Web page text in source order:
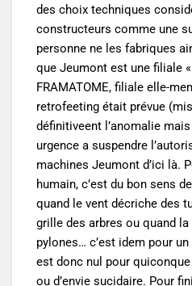
des choix techniques
constructeurs comme une
personne ne les fabriques
que Jeumont est une filiale
FRAMATOME, filiale elle-
retrofeeting était prévue
définitiveent l’anomalie
urgence a suspendre
machines Jeumont d’ici là.
humain, c’est du bon sens
quand le vent décriche des
grille des arbres ou quand
pylones… c’est idem pour
est donc nul pour
ou d’envie sucidaire. Pour